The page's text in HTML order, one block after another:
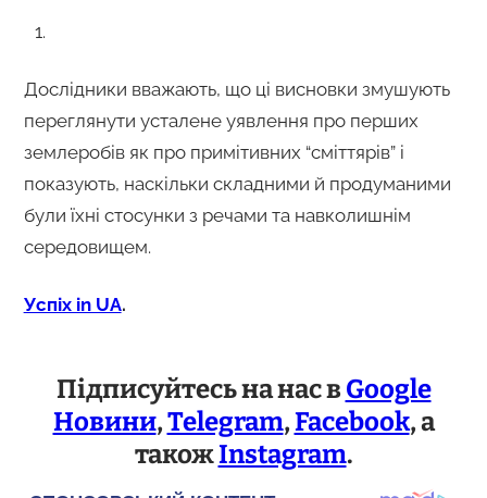
Дослідники вважають, що ці висновки змушують
переглянути усталене уявлення про перших
землеробів як про примітивних “сміттярів” і
показують, наскільки складними й продуманими
були їхні стосунки з речами та навколишнім
середовищем.
Успіх in UA.
Підписуйтесь на нас вGoogle
Новини,Telegram,Facebook, а
такожInstagram.